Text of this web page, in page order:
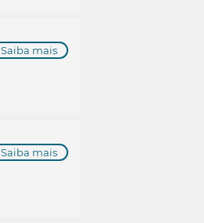
Saiba mais
Saiba mais